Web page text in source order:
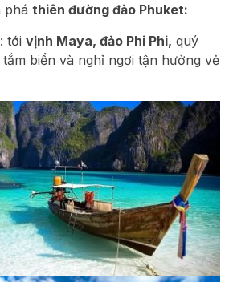
phá thiên đường đảo Phuket:
: tới vịnh Maya, đảo Phi Phi, quý
biển và nghỉ ngơi tận hưởng vẻ